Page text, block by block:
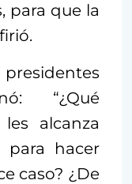
para que la
“¿Qué
alcanza
hacer
caso? ¿De